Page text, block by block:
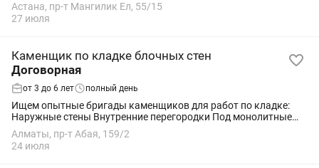
Астана, пр-т Мангилик Ел, 55/15
27 июля
Каменщик по кладке блочных стен
Договорная
от 3 до 6 лет полный день
Ищем опытные бригады каменщиков для работ по кладке:
Наружные стены Внутренние перегородки Под монолитные
конструкции Локация: Алматы , центр города. Требования к
бригадам: - Минимум 5 человек в...
Алматы, пр-т Абая, 159/2
24 июля